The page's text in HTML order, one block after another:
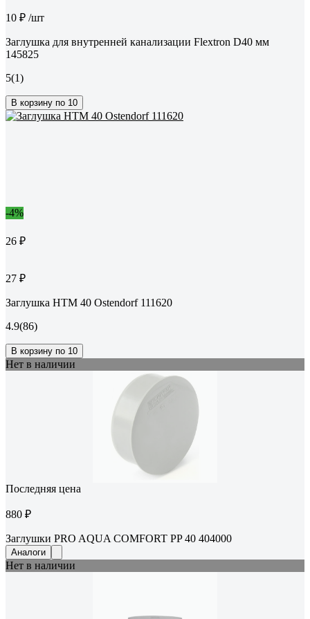
10 ₽ /шт
Заглушка для внутренней канализации Flextron D40 мм
145825
5(1)
В корзину по 10
-4%
26 ₽
27 ₽
Заглушка HTM 40 Ostendorf 111620
4.9(86)
В корзину по 10
Нет в наличии
Последняя цена
880 ₽
Заглушки PRO AQUA COMFORT PP 40 404000
Аналоги
Нет в наличии